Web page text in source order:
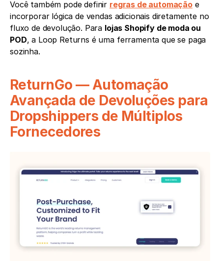
Você também pode definir regras de automação e
incorporar lógica de vendas adicionais diretamente no
fluxo de devolução. Para lojas Shopify de moda ou
POD, a Loop Returns é uma ferramenta que se paga
sozinha.
ReturnGo — Automação
Avançada de Devoluções para
Dropshippers de Múltiplos
Fornecedores